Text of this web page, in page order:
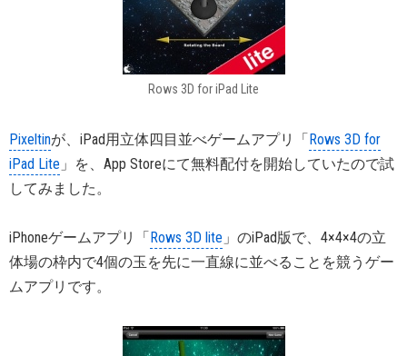
Rows 3D for iPad Lite
Pixeltinが、iPad用立体四目並べゲームアプリ「Rows 3D for
iPad Lite 」を、App Storeにて無料配付を開始していたので試
してみました。
iPhoneゲームアプリ「Rows 3D lite 」のiPad版で、4×4×4の立
体場の枠内で4個の玉を先に一直線に並べることを競うゲー
ムアプリです。